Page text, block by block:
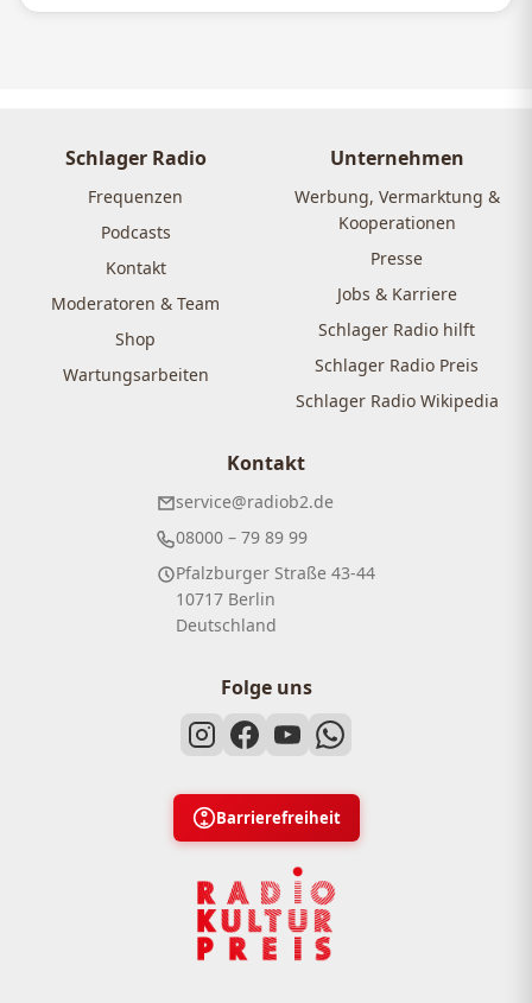
Schlager Radio
Frequenzen
Podcasts
Kontakt
Moderatoren & Team
Shop
Wartungsarbeiten
Unternehmen
Werbung, Vermarktung &
Kooperationen
Presse
Jobs & Karriere
Schlager Radio hilft
Schlager Radio Preis
Schlager Radio Wikipedia
Kontakt
service@radiob2.de
08000 – 79 89 99
Pfalzburger Straße 43-44
10717 Berlin
Deutschland
Folge uns
Barrierefreiheit